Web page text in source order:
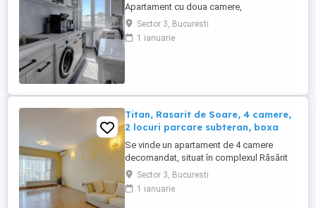
Apartament cu doua camere,
semidecomandat, suprafață utila 41 mp
plus o boxa intabulată, situat la etajul 3
într-un bloc amplasat pe strada Gabroveni
Sector 3, Bucuresti
1 ianuarie
Titan, Rasarit de Soare, 4 camere,
2 locuri parcare subteran, boxa
Se vinde un apartament de 4 camere
decomandat, situat în complexul Răsărit
de Soare din Titan, una dintre cele mai
apreciate comunități rezidențiale din estul
Bucureștiului, datorită accesului facil către
Sector 3, Bucuresti
1 ianuarie